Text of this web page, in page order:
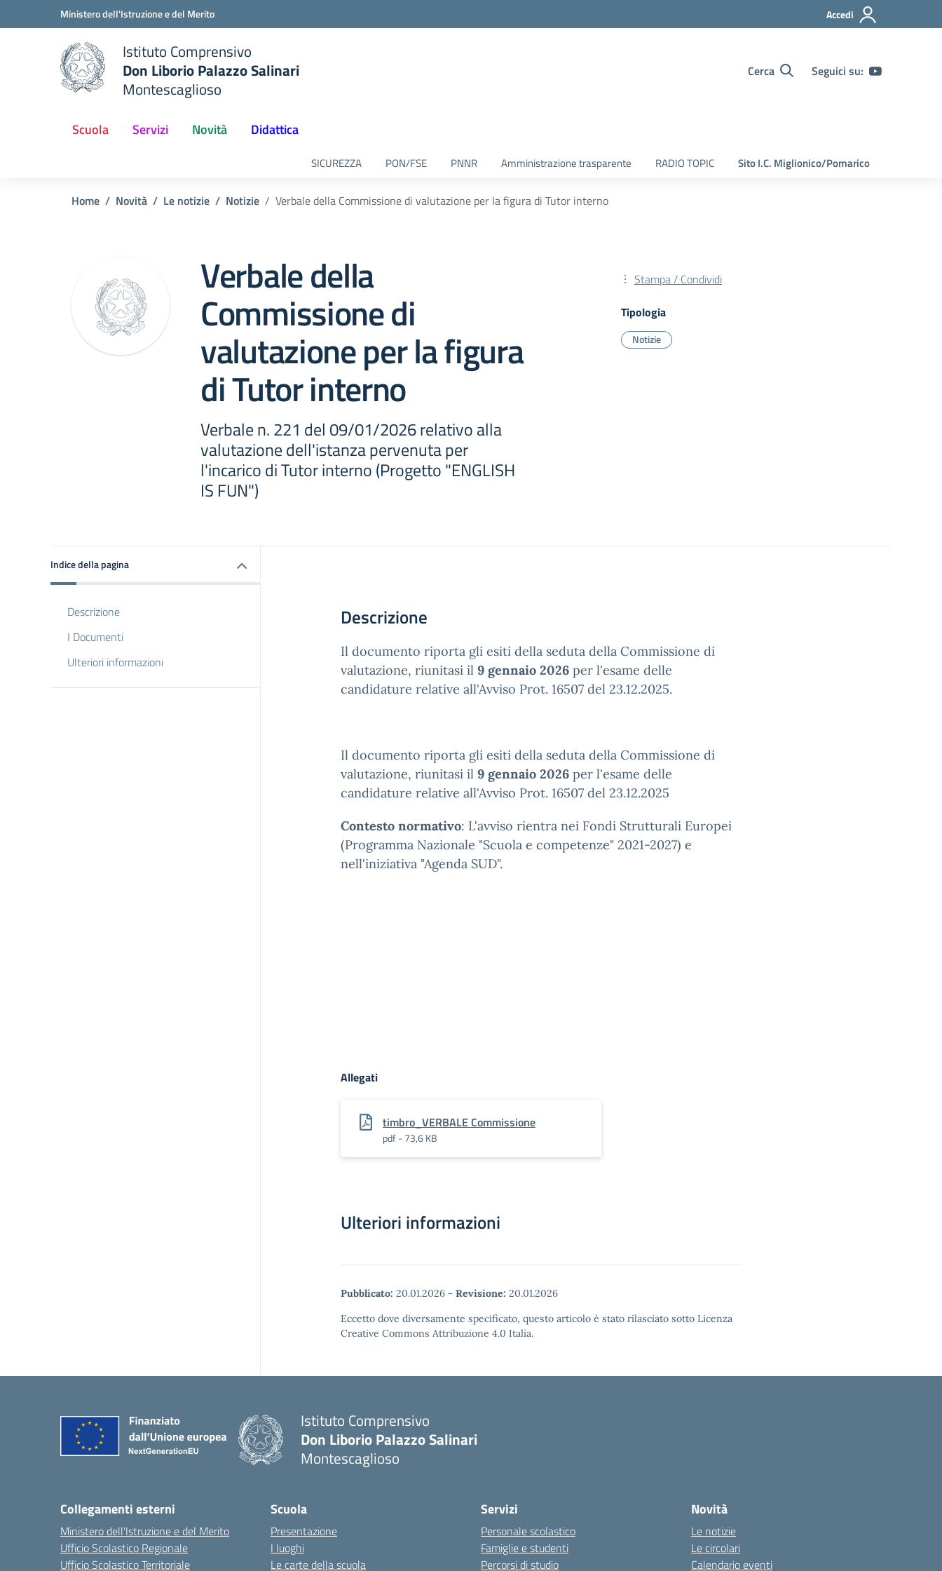
Vai ai contenuti
Vai al menu di navigazioneMinistero dell'Istruzione e del Merito Accedi
Istituto Comprensivo
Don Liborio Palazzo Salinari
Montescaglioso
Cerca Seguici su:
Scuola Servizi Novità Didattica
SICUREZZA PON/FSE PNNR Amministrazione trasparente RADIO TOPIC Sito I.C. Miglionico/Pomarico
Home Novità Le notizie Notizie Verbale della Commissione di valutazione per la figura di Tutor interno
Verbale della
Commissione di
valutazione per la figura
di Tutor interno
Verbale n. 221 del 09/01/2026 relativo alla
valutazione dell'istanza pervenuta per
l'incarico di Tutor interno (Progetto "ENGLISH
IS FUN")
Stampa / Condividi
Tipologia
Notizie
Indice della pagina
Descrizione
I Documenti
Ulteriori informazioni
Descrizione
Il documento riporta gli esiti della seduta della Commissione di
valutazione, riunitasi il 9 gennaio 2026 per l'esame delle
candidature relative all'Avviso Prot. 16507 del 23.12.2025.
Il documento riporta gli esiti della seduta della Commissione di
valutazione, riunitasi il 9 gennaio 2026 per l'esame delle
candidature relative all'Avviso Prot. 16507 del 23.12.2025
Contesto normativo: L'avviso rientra nei Fondi Strutturali Europei
(Programma Nazionale "Scuola e competenze" 2021-2027) e
nell'iniziativa "Agenda SUD".
Allegati
timbro_VERBALE Commissione
pdf - 73,6 KB
Ulteriori informazioni
Pubblicato: 20.01.2026 - Revisione: 20.01.2026
Eccetto dove diversamente specificato, questo articolo è stato rilasciato sotto Licenza
Creative Commons Attribuzione 4.0 Italia.
Istituto Comprensivo
Don Liborio Palazzo Salinari
Montescaglioso
Collegamenti esterni
Ministero dell'Istruzione e del Merito
Ufficio Scolastico Regionale
Ufficio Scolastico Territoriale
Scuola
Presentazione
I luoghi
Le carte della scuola
Servizi
Personale scolastico
Famiglie e studenti
Percorsi di studio
Novità
Le notizie
Le circolari
Calendario eventi